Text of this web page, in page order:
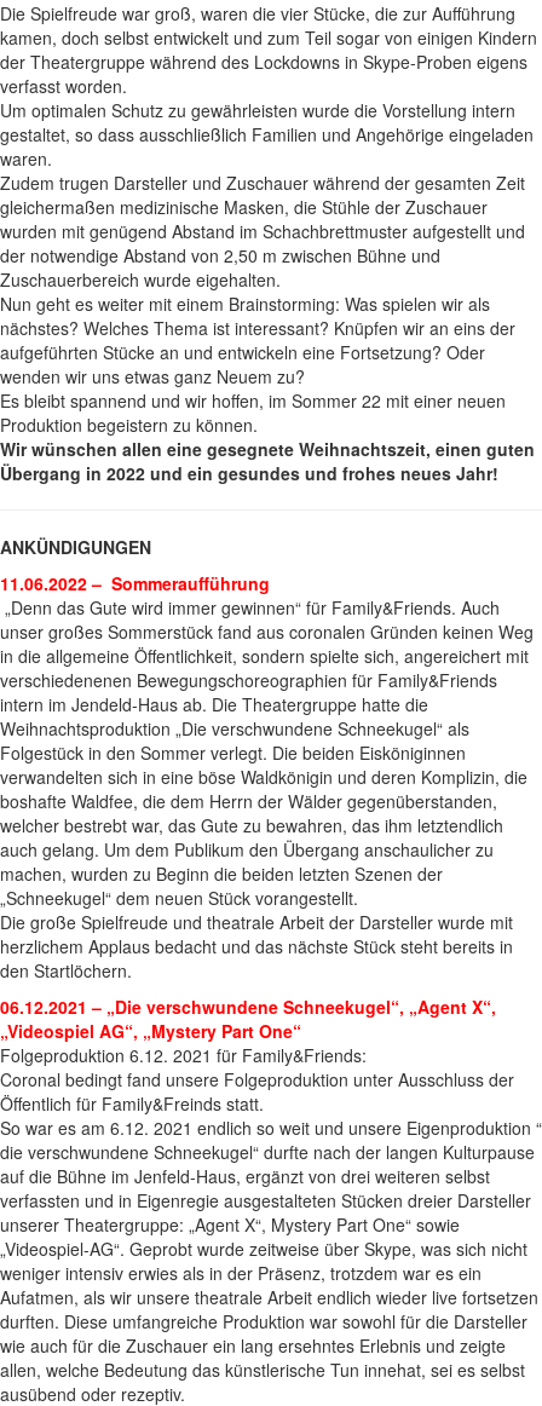
Die Spielfreude war groß, waren die vier Stücke, die zur Aufführung
kamen, doch selbst entwickelt und zum Teil sogar von einigen Kindern
der Theatergruppe während des Lockdowns in Skype-Proben eigens
verfasst worden.
Um optimalen Schutz zu gewährleisten wurde die Vorstellung intern
gestaltet, so dass ausschließlich Familien und Angehörige eingeladen
waren.
Zudem trugen Darsteller und Zuschauer während der gesamten Zeit
gleichermaßen medizinische Masken, die Stühle der Zuschauer
wurden mit genügend Abstand im Schachbrettmuster aufgestellt und
der notwendige Abstand von 2,50 m zwischen Bühne und
Zuschauerbereich wurde eigehalten.
Nun geht es weiter mit einem Brainstorming: Was spielen wir als
nächstes? Welches Thema ist interessant? Knüpfen wir an eins der
aufgeführten Stücke an und entwickeln eine Fortsetzung? Oder
wenden wir uns etwas ganz Neuem zu?
Es bleibt spannend und wir hoffen, im Sommer 22 mit einer neuen
Produktion begeistern zu können.
Wir wünschen allen eine gesegnete Weihnachtszeit, einen guten
Übergang in 2022 und ein gesundes und frohes neues Jahr!
ANKÜNDIGUNGEN
11.06.2022 – Sommeraufführung
„Denn das Gute wird immer gewinnen“ für Family&Friends. Auch
unser großes Sommerstück fand aus coronalen Gründen keinen Weg
in die allgemeine Öffentlichkeit, sondern spielte sich, angereichert mit
verschiedenenen Bewegungschoreographien für Family&Friends
intern im Jendeld-Haus ab. Die Theatergruppe hatte die
Weihnachtsproduktion „Die verschwundene Schneekugel“ als
Folgestück in den Sommer verlegt. Die beiden Eisköniginnen
verwandelten sich in eine böse Waldkönigin und deren Komplizin, die
boshafte Waldfee, die dem Herrn der Wälder gegenüberstanden,
welcher bestrebt war, das Gute zu bewahren, das ihm letztendlich
auch gelang. Um dem Publikum den Übergang anschaulicher zu
machen, wurden zu Beginn die beiden letzten Szenen der
„Schneekugel“ dem neuen Stück vorangestellt.
Die große Spielfreude und theatrale Arbeit der Darsteller wurde mit
herzlichem Applaus bedacht und das nächste Stück steht bereits in
den Startlöchern.
06.12.2021 – „Die verschwundene Schneekugel“, „Agent X“,
„Videospiel AG“, „Mystery Part One“
Folgeproduktion 6.12. 2021 für Family&Friends:
Coronal bedingt fand unsere Folgeproduktion unter Ausschluss der
Öffentlich für Family&Freinds statt.
So war es am 6.12. 2021 endlich so weit und unsere Eigenproduktion “
die verschwundene Schneekugel“ durfte nach der langen Kulturpause
auf die Bühne im Jenfeld-Haus, ergänzt von drei weiteren selbst
verfassten und in Eigenregie ausgestalteten Stücken dreier Darsteller
unserer Theatergruppe: „Agent X“, Mystery Part One“ sowie
„Videospiel-AG“. Geprobt wurde zeitweise über Skype, was sich nicht
weniger intensiv erwies als in der Präsenz, trotzdem war es ein
Aufatmen, als wir unsere theatrale Arbeit endlich wieder live fortsetzen
durften. Diese umfangreiche Produktion war sowohl für die Darsteller
wie auch für die Zuschauer ein lang ersehntes Erlebnis und zeigte
allen, welche Bedeutung das künstlerische Tun innehat, sei es selbst
ausübend oder rezeptiv.